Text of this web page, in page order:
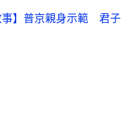
】普京親身示範　君子